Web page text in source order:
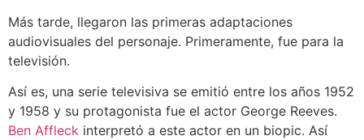
Más tarde, llegaron las primeras adaptaciones
audiovisuales del personaje. Primeramente, fue para la
televisión.
Así es, una serie televisiva se emitió entre los años 1952
y 1958 y su protagonista fue el actor George Reeves.
Ben Affleck interpretó a este actor en un biopic. Así